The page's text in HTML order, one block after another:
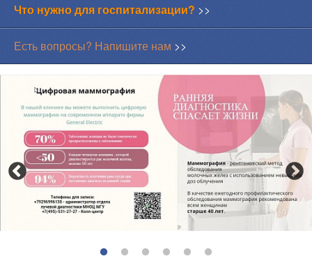
Что нужно для госпитализации? >>
Есть вопросы? Напишите нам >>